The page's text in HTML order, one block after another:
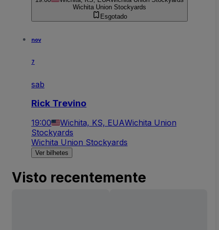
Wichita Union Stockyards
Esgotado
nov
7
sab
Rick Trevino
19:00 Wichita, KS, EUAWichita Union
Stockyards
Wichita Union Stockyards
Ver bilhetes
Visto recentemente